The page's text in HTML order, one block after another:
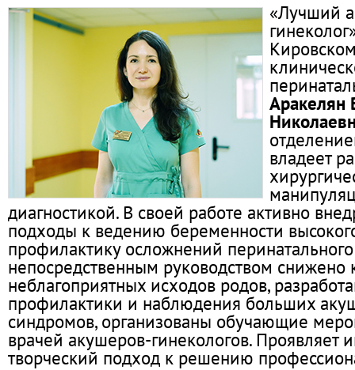
«Лучший
Аракелян
владеет
диагностикой. В своей работе активно
подходы к ведению беременности
профилактику осложнений
непосредственным руководством снижено
неблагоприятных исходов родов,
профилактики и наблюдения больших
синдромов, организованы обучающие
врачей акушеров-гинекологов. Проявляет
творческий подход к решению